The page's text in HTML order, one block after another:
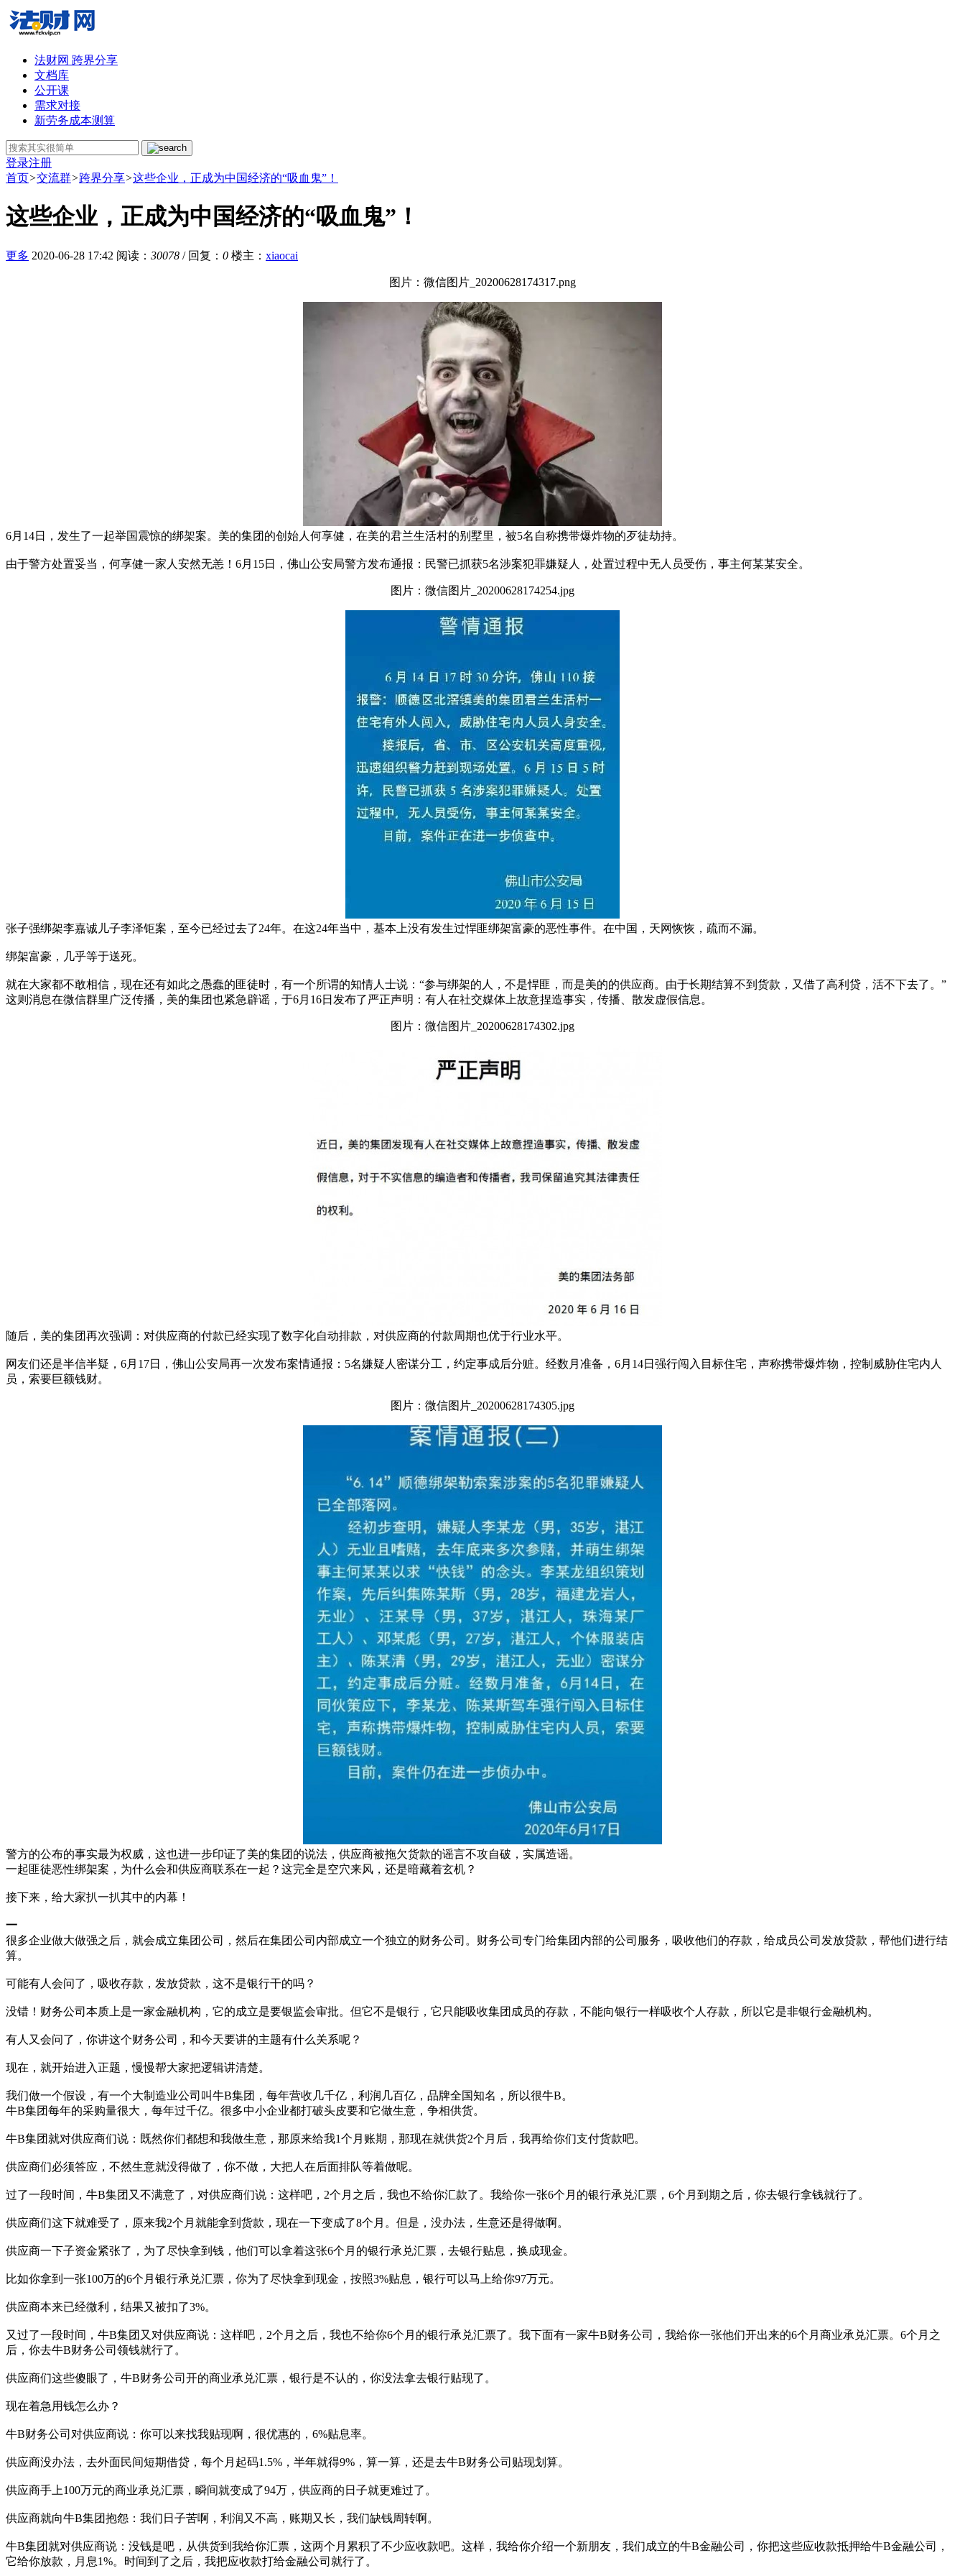
法财网 跨界分享
文档库
公开课
需求对接
新劳务成本测算
登录注册
首页>交流群>跨界分享>这些企业，正成为中国经济的“吸血鬼”！
这些企业，正成为中国经济的“吸血鬼”！
更多 2020-06-28 17:42 阅读： 30078 / 回复： 0 楼主 ： xiaocai
图片：微信图片_20200628174317.png
6月14日，发生了一起举国震惊的绑架案。美的集团的创始人何享健，在美的君兰生活村的别墅里，被5名自称携带爆炸物的歹徒劫持。
由于警方处置妥当，何享健一家人安然无恙！6月15日，佛山公安局警方发布通报：民警已抓获5名涉案犯罪嫌疑人，处置过程中无人员受伤，事主何某某安全。
图片：微信图片_20200628174254.jpg
张子强绑架李嘉诚儿子李泽钜案，至今已经过去了24年。在这24年当中，基本上没有发生过悍匪绑架富豪的恶性事件。在中国，天网恢恢，疏而不漏。
绑架富豪，几乎等于送死。
就在大家都不敢相信，现在还有如此之愚蠢的匪徒时，有一个所谓的知情人士说：“参与绑架的人，不是悍匪，而是美的的供应商。由于长期结算不到货款，又借了高利贷，活不下去了。”
这则消息在微信群里广泛传播，美的集团也紧急辟谣，于6月16日发布了严正声明：有人在社交媒体上故意捏造事实，传播、散发虚假信息。
图片：微信图片_20200628174302.jpg
随后，美的集团再次强调：对供应商的付款已经实现了数字化自动排款，对供应商的付款周期也优于行业水平。
网友们还是半信半疑，6月17日，佛山公安局再一次发布案情通报：5名嫌疑人密谋分工，约定事成后分赃。经数月准备，6月14日强行闯入目标住宅，声称携带爆炸物，控制威胁住宅内人
员，索要巨额钱财。
图片：微信图片_20200628174305.jpg
警方的公布的事实最为权威，这也进一步印证了美的集团的说法，供应商被拖欠货款的谣言不攻自破，实属造谣。
一起匪徒恶性绑架案，为什么会和供应商联系在一起？这完全是空穴来风，还是暗藏着玄机？
接下来，给大家扒一扒其中的内幕！
一
很多企业做大做强之后，就会成立集团公司，然后在集团公司内部成立一个独立的财务公司。财务公司专门给集团内部的公司服务，吸收他们的存款，给成员公司发放贷款，帮他们进行结
算。
可能有人会问了，吸收存款，发放贷款，这不是银行干的吗？
没错！财务公司本质上是一家金融机构，它的成立是要银监会审批。但它不是银行，它只能吸收集团成员的存款，不能向银行一样吸收个人存款，所以它是非银行金融机构。
有人又会问了，你讲这个财务公司，和今天要讲的主题有什么关系呢？
现在，就开始进入正题，慢慢帮大家把逻辑讲清楚。
我们做一个假设，有一个大制造业公司叫牛B集团，每年营收几千亿，利润几百亿，品牌全国知名，所以很牛B。
牛B集团每年的采购量很大，每年过千亿。很多中小企业都打破头皮要和它做生意，争相供货。
牛B集团就对供应商们说：既然你们都想和我做生意，那原来给我1个月账期，那现在就供货2个月后，我再给你们支付货款吧。
供应商们必须答应，不然生意就没得做了，你不做，大把人在后面排队等着做呢。
过了一段时间，牛B集团又不满意了，对供应商们说：这样吧，2个月之后，我也不给你汇款了。我给你一张6个月的银行承兑汇票，6个月到期之后，你去银行拿钱就行了。
供应商们这下就难受了，原来我2个月就能拿到货款，现在一下变成了8个月。但是，没办法，生意还是得做啊。
供应商一下子资金紧张了，为了尽快拿到钱，他们可以拿着这张6个月的银行承兑汇票，去银行贴息，换成现金。
比如你拿到一张100万的6个月银行承兑汇票，你为了尽快拿到现金，按照3%贴息，银行可以马上给你97万元。
供应商本来已经微利，结果又被扣了3%。
又过了一段时间，牛B集团又对供应商说：这样吧，2个月之后，我也不给你6个月的银行承兑汇票了。我下面有一家牛B财务公司，我给你一张他们开出来的6个月商业承兑汇票。6个月之
后，你去牛B财务公司领钱就行了。
供应商们这些傻眼了，牛B财务公司开的商业承兑汇票，银行是不认的，你没法拿去银行贴现了。
现在着急用钱怎么办？
牛B财务公司对供应商说：你可以来找我贴现啊，很优惠的，6%贴息率。
供应商没办法，去外面民间短期借贷，每个月起码1.5%，半年就得9%，算一算，还是去牛B财务公司贴现划算。
供应商手上100万元的商业承兑汇票，瞬间就变成了94万，供应商的日子就更难过了。
供应商就向牛B集团抱怨：我们日子苦啊，利润又不高，账期又长，我们缺钱周转啊。
牛B集团就对供应商说：没钱是吧，从供货到我给你汇票，这两个月累积了不少应收款吧。这样，我给你介绍一个新朋友，我们成立的牛B金融公司，你把这些应收款抵押给牛B金融公司，
它给你放款，月息1%。时间到了之后，我把应收款打给金融公司就行了。